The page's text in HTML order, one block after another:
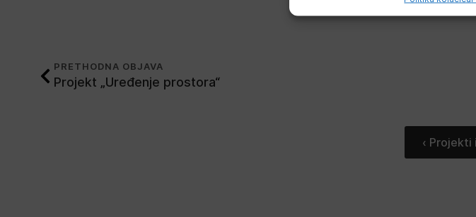
PRETHODNA OBJAVA
Projekt „Uređenje prostora“
‹ Projekti